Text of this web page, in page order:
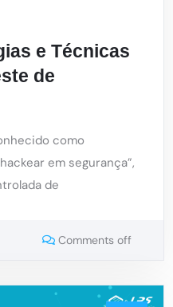
e Técnicas
de
como
em segurança”,
de
Comments off